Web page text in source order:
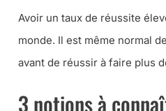
Avoir un taux de réussite
monde. Il est même normal
avant de réussir à faire plus
3 notions à